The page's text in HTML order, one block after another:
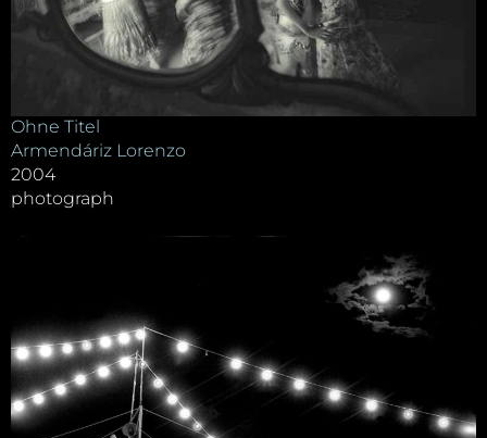
Ohne Titel
Armendáriz Lorenzo
2004
photograph